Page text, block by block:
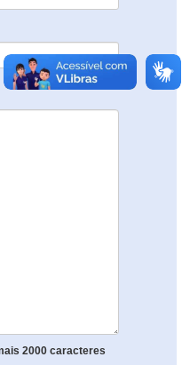
2000 caracteres